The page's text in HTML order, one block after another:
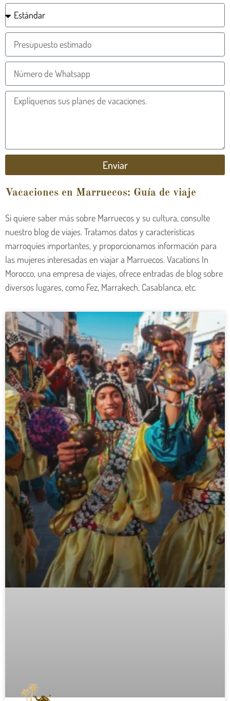
Enviar
Vacaciones en Marruecos: Guía de viaje
Si quiere saber más sobre Marruecos y su cultura, consulte
nuestro blog de viajes. Tratamos datos y características
marroquíes importantes, y proporcionamos información para
las mujeres interesadas en viajar a Marruecos. Vacations In
Morocco, una empresa de viajes, ofrece entradas de blog sobre
diversos lugares, como Fez, Marrakech, Casablanca, etc.